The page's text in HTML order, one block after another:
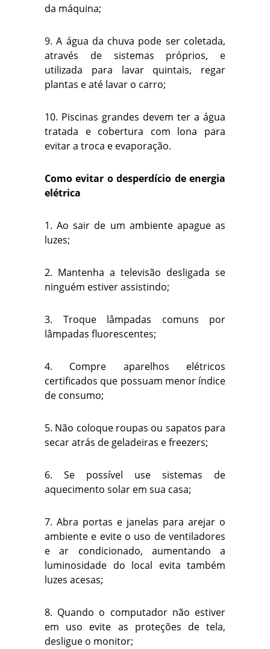
da máquina;
9. A água da chuva pode ser coletada,
através de sistemas próprios, e
utilizada para lavar quintais, regar
plantas e até lavar o carro;
10. Piscinas grandes devem ter a água
tratada e cobertura com lona para
evitar a troca e evaporação.
Como evitar o desperdício de energia
elétrica
1. Ao sair de um ambiente apague as
luzes;
2. Mantenha a televisão desligada se
ninguém estiver assistindo;
3. Troque lâmpadas comuns por
lâmpadas fluorescentes;
4. Compre aparelhos elétricos
certificados que possuam menor índice
de consumo;
5. Não coloque roupas ou sapatos para
secar atrás de geladeiras e freezers;
6. Se possível use sistemas de
aquecimento solar em sua casa;
7. Abra portas e janelas para arejar o
ambiente e evite o uso de ventiladores
e ar condicionado, aumentando a
luminosidade do local evita também
luzes acesas;
8. Quando o computador não estiver
em uso evite as proteções de tela,
desligue o monitor;